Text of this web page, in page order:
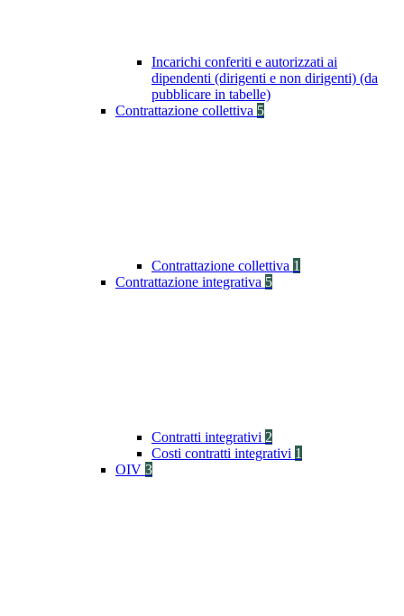
Incarichi conferiti e autorizzati ai
dipendenti (dirigenti e non dirigenti) (da
pubblicare in tabelle)
Contrattazione collettiva 5
Contrattazione collettiva 1
Contrattazione integrativa 5
Contratti integrativi 2
Costi contratti integrativi 1
OIV 3